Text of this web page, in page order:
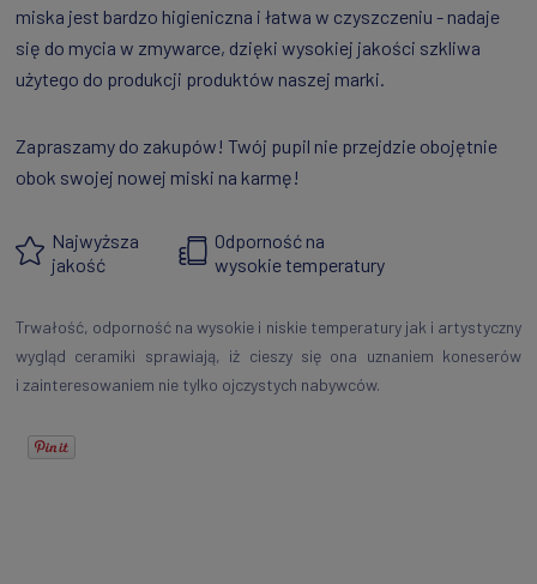
miska jest bardzo higieniczna i łatwa w czyszczeniu - nadaje
się do mycia w zmywarce, dzięki wysokiej jakości szkliwa
użytego do produkcji produktów naszej marki.
Zapraszamy do zakupów! Twój pupil nie przejdzie obojętnie
obok swojej nowej miski na karmę!
Najwyższa
jakość
Odporność na
wysokie temperatury
Trwałość, odporność na wysokie i niskie temperatury jak i artystyczny
wygląd ceramiki sprawiają, iż cieszy się ona uznaniem koneserów
i zainteresowaniem nie tylko ojczystych nabywców.